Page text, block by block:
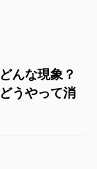
んな現象？
うやって消